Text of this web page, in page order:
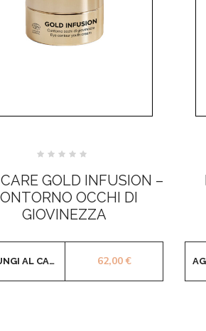
su
5GOLD INFUSION –
OCCHI DI
GIOVINEZZA
62,00€
AGGIUNGI AL CARRELLO